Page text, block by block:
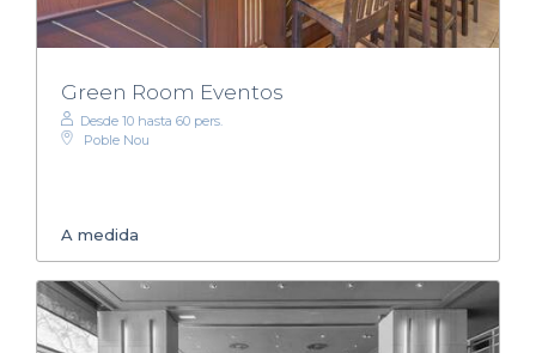
Green Room Eventos
Desde 10 hasta 60 pers.
Poble Nou
A medida